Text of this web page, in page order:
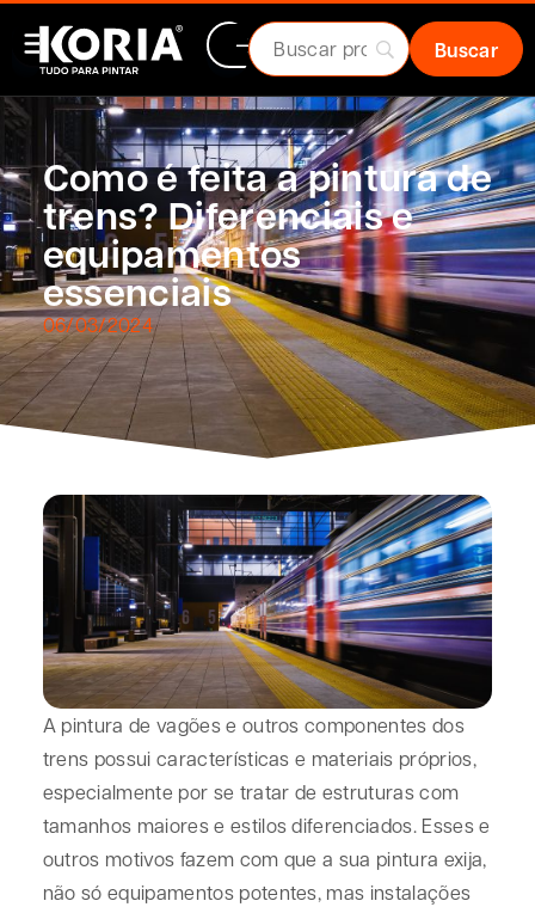
Como é feita a pintura de
trens? Diferenciais e
equipamentos
essenciais
06/03/2024
A pintura de vagões e outros componentes dos
trens possui características e materiais próprios,
especialmente por se tratar de estruturas com
tamanhos maiores e estilos diferenciados. Esses e
outros motivos fazem com que a sua pintura exija,
não só equipamentos potentes, mas instalações